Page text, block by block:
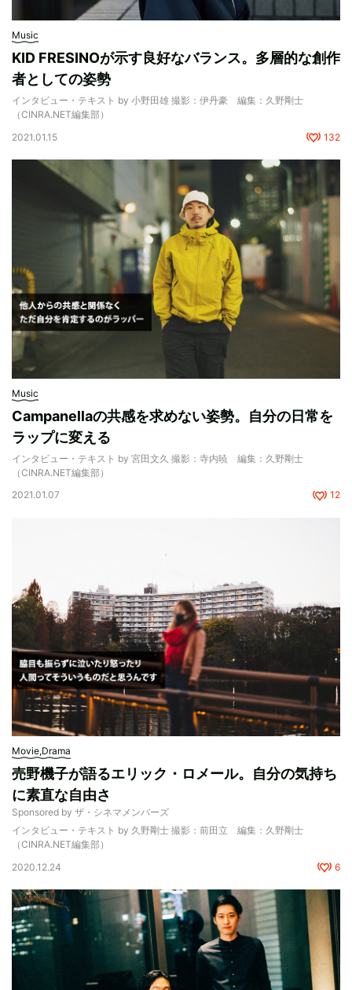
Music
KID FRESINOが示す良好なバランス。多層的な創作
者としての姿勢
インタビュー・テキスト by 小野田雄 撮影：伊丹豪 編集：久野剛士
（CINRA.NET編集部）
2021.01.15
132
Music
Campanellaの共感を求めない姿勢。自分の日常を
ラップに変える
インタビュー・テキスト by 宮田文久 撮影：寺内暁 編集：久野剛士
（CINRA.NET編集部）
2021.01.07
12
Movie,Drama
売野機子が語るエリック・ロメール。自分の気持ち
に素直な自由さ
Sponsored by ザ・シネマメンバーズ
インタビュー・テキスト by 久野剛士 撮影：前田立 編集：久野剛士
（CINRA.NET編集部）
2020.12.24
6